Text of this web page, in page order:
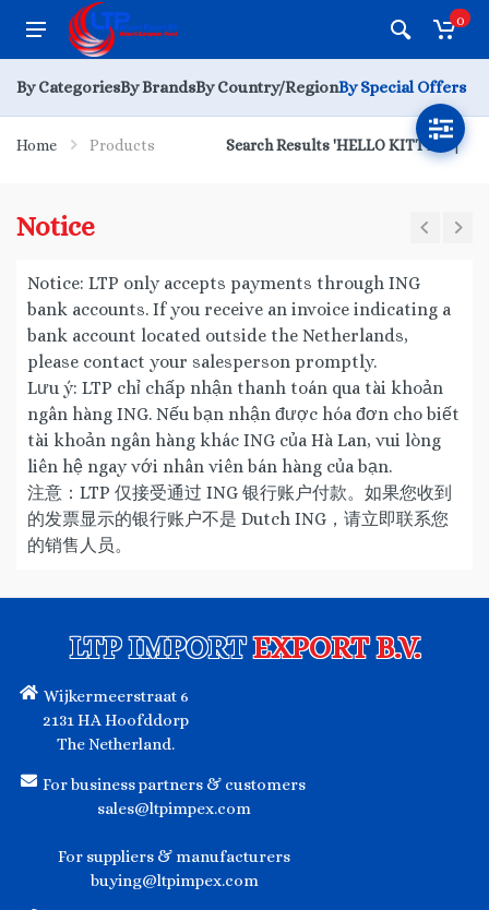
0
By CategoriesBy BrandsBy Country/RegionBy Special Offers
Home Products Search Results 'HELLO KITTY'
Notice
Notice: LTP only accepts payments through ING
bank accounts. If you receive an invoice indicating a
bank account located outside the Netherlands,
please contact your salesperson promptly.
Lưu ý: LTP chỉ chấp nhận thanh toán qua tài khoản
ngân hàng ING. Nếu bạn nhận được hóa đơn cho biết
tài khoản ngân hàng khác ING của Hà Lan, vui lòng
liên hệ ngay với nhân viên bán hàng của bạn.
注意：LTP 仅接受通过 ING 银行账户付款。如果您收到
的发票显示的银行账户不是 Dutch ING，请立即联系您
的销售人员。
LTP IMPORTEXPORT B.V.
Wijkermeerstraat 6
2131 HA Hoofddorp
The Netherland.
For business partners & customers
sales@ltpimpex.com
For suppliers & manufacturers
buying@ltpimpex.com